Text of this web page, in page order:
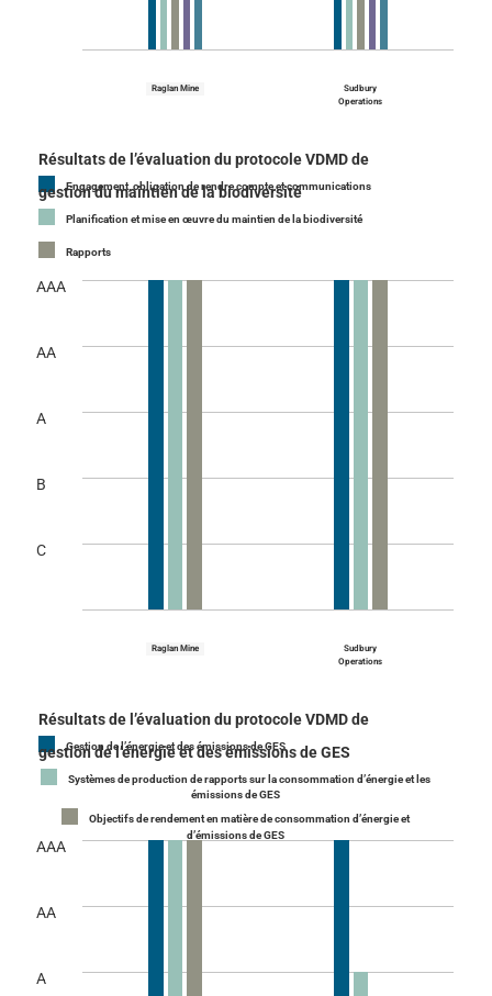
Raglan Mine
Sudbury
Operations
Résultats de l’évaluation du protocole VDMD de
gestion du maintien de la biodiversité
Engagement, obligation de rendre compte et communications
Planification et mise en œuvre du maintien de la biodiversité
Rapports
Raglan Mine
Sudbury
Operations
AAA
AA
A
B
C
Résultats de l’évaluation du protocole VDMD de
gestion de l’énergie et des émissions de GES
Gestion de l’énergie et des émissions de GES
Systèmes de production de rapports sur la consommation d’énergie et les
émissions de GES
Objectifs de rendement en matière de consommation d’énergie et
d’émissions de GES
AAA
AA
A